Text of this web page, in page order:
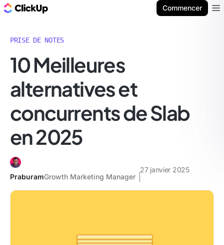
Commencer
PRISE DE NOTES
10 Meilleures
alternatives et
concurrents de Slab
en 2025
PraburamGrowth Marketing Manager
27 janvier 2025